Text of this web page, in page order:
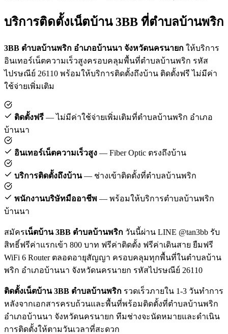
บริการติดตั้งเน็ตบ้าน 3BB ที่ตำบลบ้านพริก
3BB ตำบลบ้านพริก อำเภอบ้านนา จังหวัดนครนายก ให้บริการ
อินเทอร์เน็ตความเร็วสูงครอบคลุมพื้นที่ตำบลบ้านพริก รหัส
ไปรษณีย์ 26110 พร้อมให้บริการติดตั้งถึงบ้าน ติดตั้งฟรี ไม่มีค่า
ใช้จ่ายเพิ่มเติม
ติดตั้งฟรี — ไม่มีค่าใช้จ่ายเพิ่มเติมที่ตำบลบ้านพริก อำเภอ
บ้านนา
อินเทอร์เน็ตความเร็วสูง — Fiber Optic ตรงถึงบ้าน
บริการติดตั้งถึงบ้าน— ช่างเข้าติดตั้งที่ตำบลบ้านพริก
พนักงานบริษัทมืออาชีพ — พร้อมให้บริการตำบลบ้านพริก
บ้านนา
สมัครเน็ตบ้าน 3BB ตำบลบ้านพริก วันนี้ผ่าน LINE @tan3bb รับ
สิทธิ์ฟรีค่าแรกเข้า 800 บาท ฟรีค่าติดตั้ง ฟรีค่าเดินสาย ยืมฟรี
WiFi 6 Router ตลอดอายุสัญญา ครอบคลุมทุกพื้นที่ในตำบลบ้าน
พริก อำเภอบ้านนา จังหวัดนครนายก รหัสไปรษณีย์ 26110
ติดตั้งเน็ตบ้าน 3BB ตำบลบ้านพริก รวดเร็วภายใน 1-3 วันทำการ
หลังจากเอกสารครบถ้วนและพื้นที่พร้อมติดตั้งที่ตำบลบ้านพริก
อำเภอบ้านนา จังหวัดนครนายก ทีมช่างจะนัดหมายและดำเนิน
การติดตั้งให้ตามวันเวลาที่สะดวก